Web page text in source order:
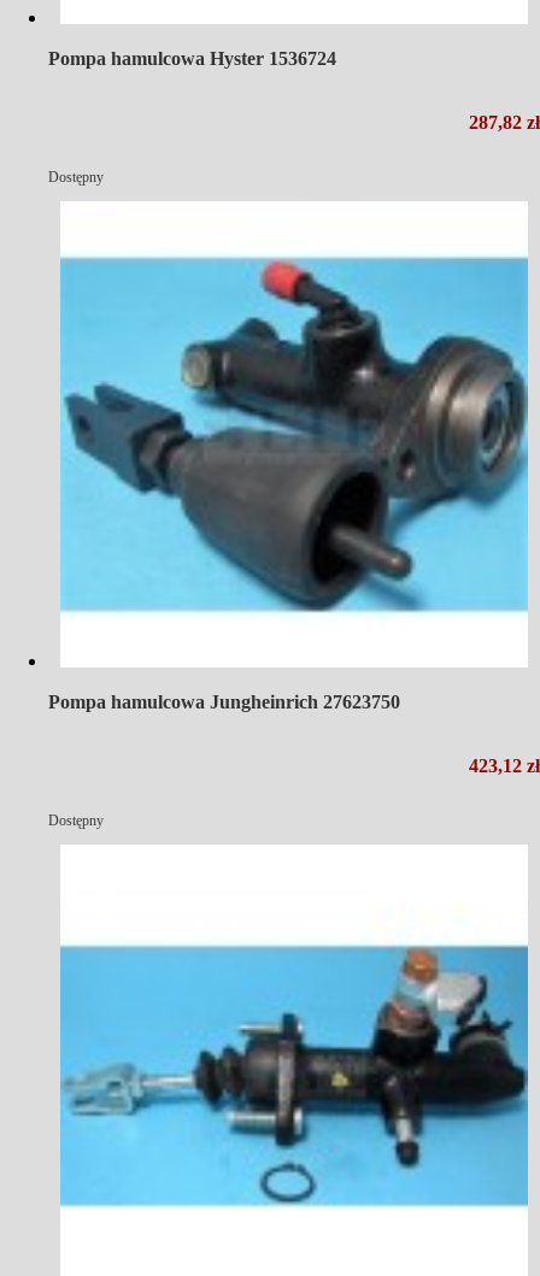
Pompa hamulcowa Hyster 1536724
287,82 zł
Dostępny
Pompa hamulcowa Jungheinrich 27623750
423,12 zł
Dostępny